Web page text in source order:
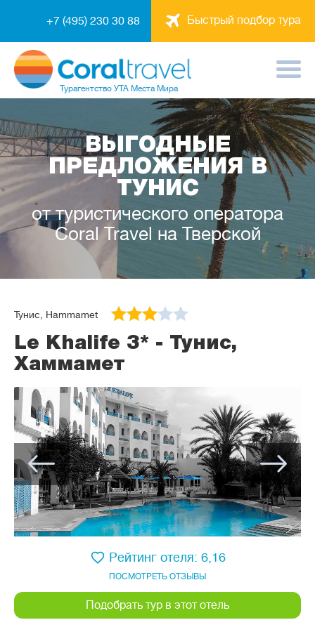
Быстрый подбор тура
+7 (495) 230 30 88
Турагентство УТА Места Мира
ВЫГОДНЫЕ
ПРЕДЛОЖЕНИЯ В
ТУНИС
от туристического оператора
Coral Travel на Тверской
Тунис, Hammamet
Le Khalife 3* - Тунис,
Хаммамет
ПОСМОТРЕТЬ ОТЗЫВЫ
Рейтинг отеля: 6,16
Подобрать тур в этот отель